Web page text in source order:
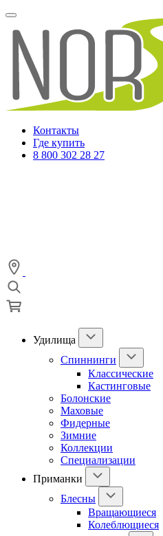
Контакты
Где купить
8 800 302 28 27
Удилища
Спиннинги
Классические
Кастинговые
Болонские
Маховые
Фидерные
Зимние
Коллекции
Специализации
Приманки
Блесны
Вращающиеся
Колеблющиеся